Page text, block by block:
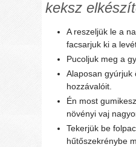
keksz
A reszeljük le a
facsarjuk ki a
Pucoljuk meg a
Alaposan gyúrjuk
hozzávalóit.
Én most
növényi vaj
Tekerjük be
hűtőszekrénybe